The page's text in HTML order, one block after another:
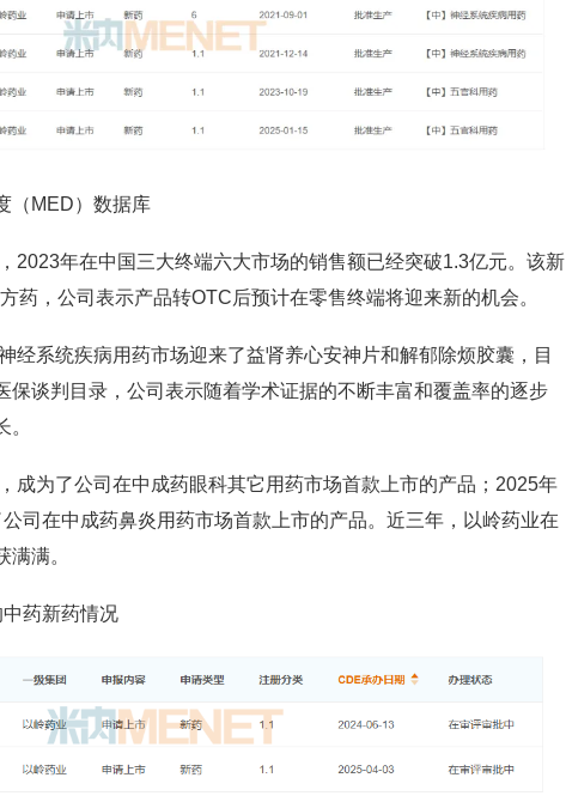
（MED）数据库
2023年在中国三大终端六大市场的销售额已经突破1.3亿元。该新
药，公司表示产品转OTC后预计在零售终端将迎来新的机会。
经系统疾病用药市场迎来了益肾养心安神片和解郁除烦胶囊 ，目
保谈判目录，公司表示随着学术证据的不断丰富和覆盖率的逐步
成为了公司在中成药眼科其它用药市场首款上市的产品；2025年
司在中成药鼻炎用药市场首款上市的产品。近三年，以岭药业在
满。
药新药情况